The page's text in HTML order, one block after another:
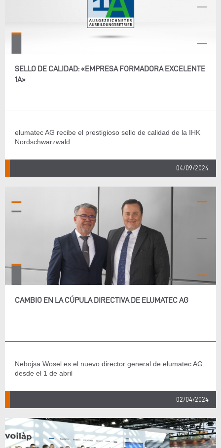
SELLO DE CALIDAD: «EMPRESA FORMADORA EXCELENTE
1A»
elumatec AG recibe el prestigioso sello de calidad de la IHK
Nordschwarzwald
04/09/2024
CAMBIO EN LA CÚPULA DIRECTIVA DE ELUMATEC AG
Nebojsa Wosel es el nuevo director general de elumatec AG
desde el 1 de abril
02/04/2024